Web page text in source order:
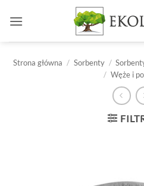
Strona główna / Sorbenty /
/ Węże i